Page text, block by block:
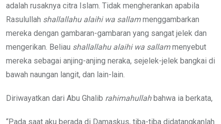
adalah rusaknya citra Islam. Tidak mengherankan apabila
Rasulullah shallallahu alaihi wa sallammenggambarkan
mereka dengan gambaran-gambaran yang sangat jelek dan
mengerikan. Beliau shallallahu alaihi wa sallammenyebut
mereka sebagai anjing-anjing neraka, sejelek-jelek bangkai di
bawah naungan langit, dan lain-lain.
Diriwayatkan dari Abu Ghalib rahimahullahbahwa ia berkata,
“Pada saat aku berada di Damaskus, tiba-tiba didatangkanlah